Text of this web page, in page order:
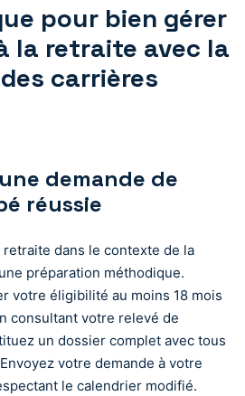
pour bien gérer
la retraite avec la
carrières
demande de
réussie
dans le contexte de la
préparation méthodique.
votre éligibilité au moins 18 mois
consultant votre relevé de
un dossier complet avec tous
votre demande à votre
le calendrier modifié.